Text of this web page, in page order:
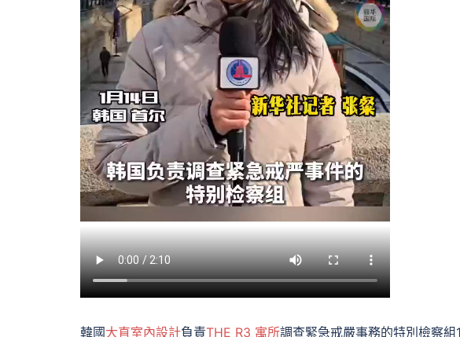
韓國大直室內設計負責THE R3 寓所調查緊急戒嚴事務的特別檢察